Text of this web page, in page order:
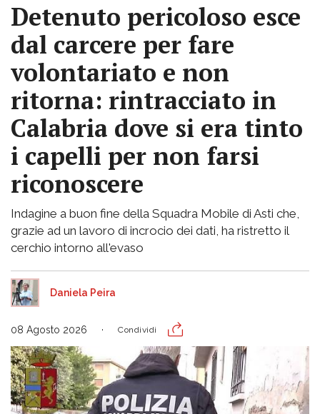
Detenuto pericoloso esce
dal carcere per fare
volontariato e non
ritorna: rintracciato in
Calabria dove si era tinto
i capelli per non farsi
riconoscere
Indagine a buon fine della Squadra Mobile di Asti che,
grazie ad un lavoro di incrocio dei dati, ha ristretto il
cerchio intorno all'evaso
Daniela Peira
08 Agosto 2026 Condividi